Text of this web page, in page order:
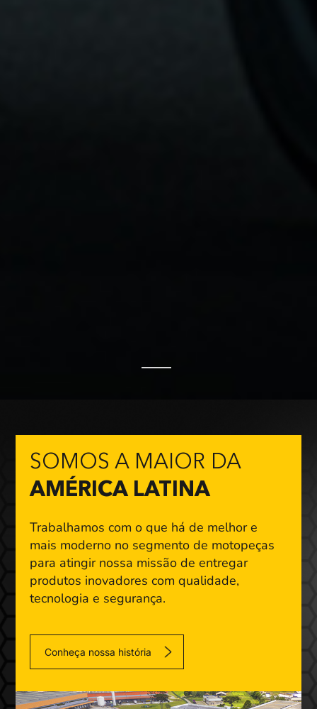
SOMOS A MAIOR DA
AMÉRICA LATINA
Trabalhamos com o que há de melhor e
mais moderno no segmento de motopeças
para atingir nossa missão de entregar
produtos inovadores com qualidade,
tecnologia e segurança.
Conheça nossa história